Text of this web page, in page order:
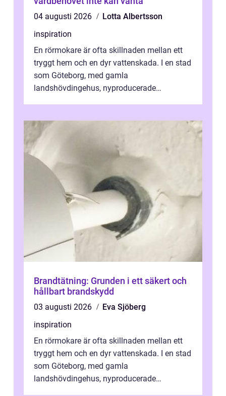
04 augusti 2026
Lotta Albertsson
inspiration
En rörmokare är ofta skillnaden mellan ett
tryggt hem och en dyr vattenskada. I en stad
som Göteborg, med gamla
landshövdingehus, nyproducerade
Brandtätning: Grunden i ett säkert och
hållbart brandskydd
03 augusti 2026
Eva Sjöberg
inspiration
En rörmokare är ofta skillnaden mellan ett
tryggt hem och en dyr vattenskada. I en stad
som Göteborg, med gamla
landshövdingehus, nyproducerade